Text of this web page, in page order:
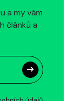
a my vám
článků a